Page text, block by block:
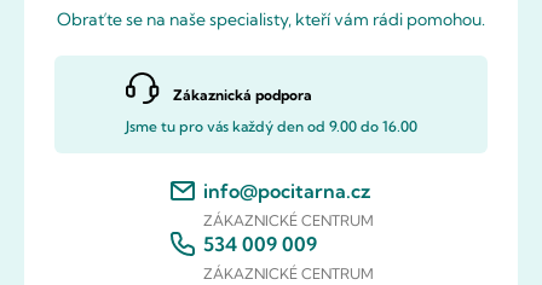
Obraťte se na naše specialisty, kteří vám rádi pomohou.
Zákaznická podpora
Jsme tu pro vás každý den od 9.00 do 16.00
info@pocitarna.cz
ZÁKAZNICKÉ CENTRUM
534 009 009
ZÁKAZNICKÉ CENTRUM